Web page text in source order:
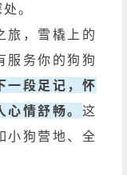
。
旅，雪橇上的
服务你的狗狗
一段足记，怀
情舒畅。 这
小狗营地、全